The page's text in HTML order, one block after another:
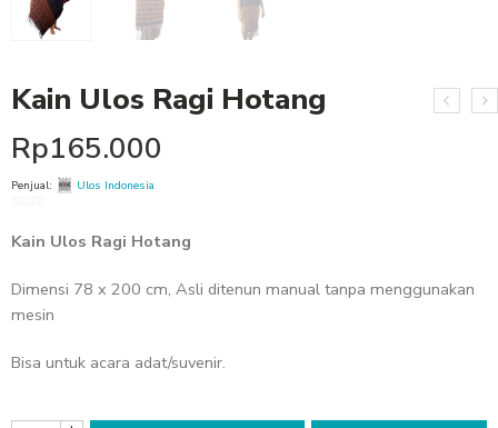
Kain Ulos Ragi Hotang
Rp165.000
Penjual: Ulos Indonesia
out
Kain Ulos Ragi Hotang
Dimensi 78 x 200 cm, Asli ditenun manual tanpa menggunakan
mesin
Bisa untuk acara adat/suvenir.